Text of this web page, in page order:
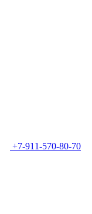
+7-911-570-80-70